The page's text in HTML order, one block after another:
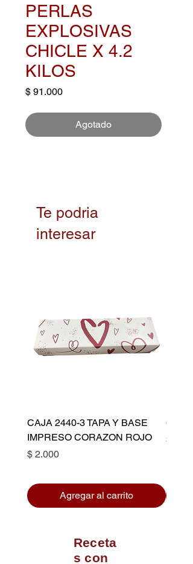
PERLAS
EXPLOSIVAS
CHICLE X 4.2
KILOS
$ 91.000Precio
Agotado
Te podria
interesar
CAJA 2440-3 TAPA Y BASE
IMPRESO CORAZON ROJO
Precio
$ 2.000
Agregar al carrito
Precio
$
Receta
s con